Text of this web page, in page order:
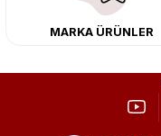
MARKA ÜRÜNLER